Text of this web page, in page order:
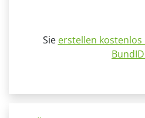
Sie erstellen
BundID